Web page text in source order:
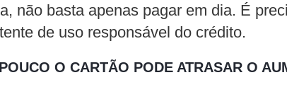
não basta apenas pagar em dia. É
de uso responsável do crédito.
O CARTÃO PODE ATRASAR O